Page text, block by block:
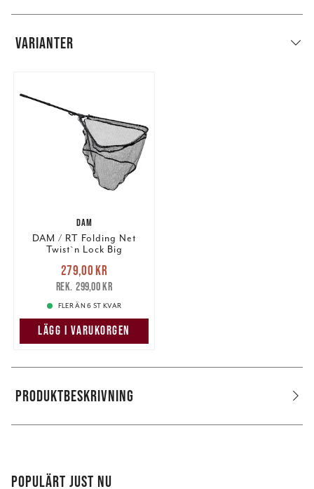
VARIANTER
DAM
DAM / RT Folding Net
Twist`n Lock Big
Nuvarande pris
279,00 krTidigare pris
299,00 kr
279,00 kr
299,00 kr
FLER ÄN 6 ST KVAR
LÄGG I VARUKORGEN
PRODUKTBESKRIVNING
POPULÄRT JUST NU